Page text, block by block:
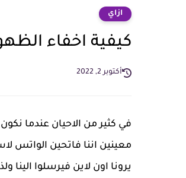
ازاي
كيفية اخفاء
أكتوبر 2, 2022
في كثير من الاحيان عندما
معينين اننا فاتحين الواتس
يرونا اون لاين فيرسلوا